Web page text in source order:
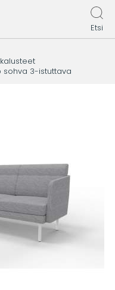
Etsi
sohva 3-istuttava